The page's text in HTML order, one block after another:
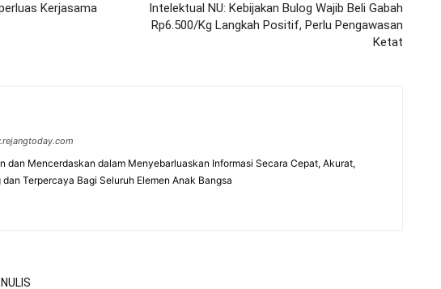
Kerjasama
Intelektual NU: Kebijakan Bulog Wajib Beli Gabah
Rp6.500/Kg Langkah Positif, Perlu Pengawasan
Ketat
dan Mencerdaskan dalam Menyebarluaskan Informasi Secara Cepat, Akurat,
dan Terpercaya Bagi Seluruh Elemen Anak Bangsa